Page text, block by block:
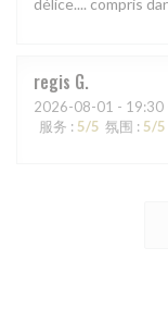
délice.... compris
regis G
2026-08-01 - 19:30
服务 : 5/5 氛围 : 5/5